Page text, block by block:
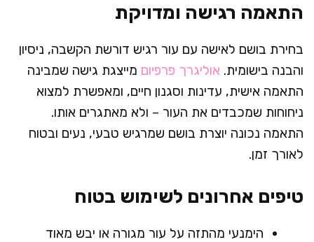
התאמה רגישה ומדויקת
בחירת בושם לאישה עם עור רגיש דורשת הקשבה, ניסיון
והבנה בישומית. אוליגרך פרפיום מייצגת גישה שמבינה
התאמה אישית, עדינות וסגנון חיים, ומאפשרת למצוא
ניחוחות שמכבדים את העור – ולא מאתגרים אותו.
התאמה נכונה יוצרת בושם שמרגיש טבעי, נעים ובטוח
לאורך זמן.
טיפים אחרונים לשימוש בטוח
הימנעי מהתזה על עור מגורה או יבש מאוד